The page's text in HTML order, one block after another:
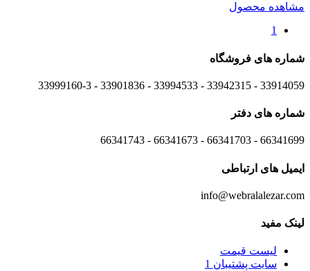
مشاهده محصول
1
شماره های فروشگاه
33914059 - 33942315 - 33994533 - 33901836 - 33999160-3 ​
شماره های دفتر
66341699 - 66341703 - 66341673 - 66341743
ایمیل های ارتباطی
info@webralalezar.com
لینک مفید
لیست قیمت
سایت پشتیبان 1